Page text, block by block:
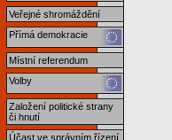
Veřejné shromáždění
Přímá demokracie
Místní referendum
Volby
Založení politické strany
či hnutí
Účast ve správním řízení